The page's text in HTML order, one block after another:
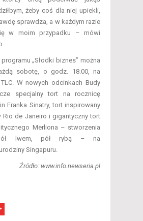
żeby coś dla niej upiekli,
sprawdza, a w każdym razie
w moim przypadku – mówi
„Słodki biznes” można
sobotę, o godz. 18.00, na
W nowych odcinkach Budy
specjalny tort na rocznicę
Franka Sinatry, tort inspirowany
Rio de Janeiro i gigantyczny tort
Merliona – stworzenia
lwem, pół rybą – na
Singapuru.
Źródło: www.info.newseria.pl